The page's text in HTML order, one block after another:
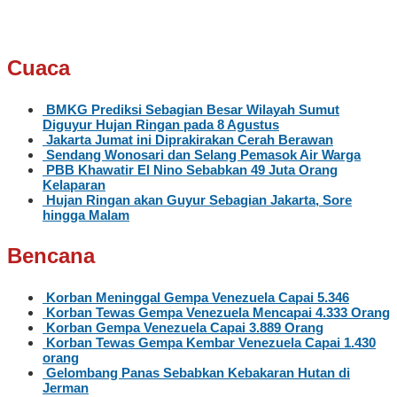
Cuaca
BMKG Prediksi Sebagian Besar Wilayah Sumut
Diguyur Hujan Ringan pada 8 Agustus
Jakarta Jumat ini Diprakirakan Cerah Berawan
Sendang Wonosari dan Selang Pemasok Air Warga
PBB Khawatir El Nino Sebabkan 49 Juta Orang
Kelaparan
Hujan Ringan akan Guyur Sebagian Jakarta, Sore
hingga Malam
Bencana
Korban Meninggal Gempa Venezuela Capai 5.346
Korban Tewas Gempa Venezuela Mencapai 4.333 Orang
Korban Gempa Venezuela Capai 3.889 Orang
Korban Tewas Gempa Kembar Venezuela Capai 1.430
orang
Gelombang Panas Sebabkan Kebakaran Hutan di
Jerman